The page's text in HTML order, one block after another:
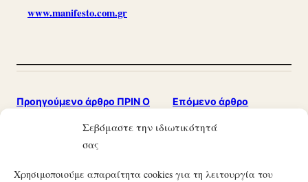
Σεβόμαστε την ιδιωτικότητά
σας
Χρησιμοποιούμε απαραίτητα cookies για τη λειτουργία του
www.manifesto.com.gr
Προηγούμενο άρθρο ΠΡΙΝ Ο
ΤΗΝ ΠΟΡΤΑ ΜΑΣ…!
Επόμενο άρθρο
ΔΕΝ ΕΙΣΤΕ ΕΛΛΗΝΕΣ!